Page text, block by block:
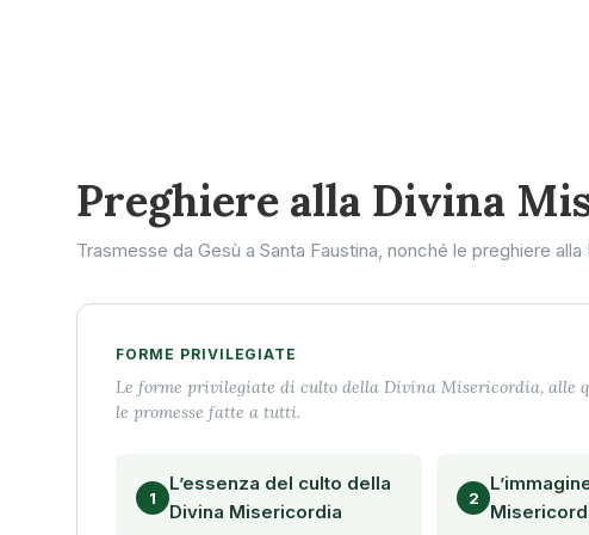
Preghiere alla Divina
Trasmesse da Gesù a Santa Faustina, nonché le preghiere
FORME PRIVILEGIATE
Le forme privilegiate di culto della Divina Misericordia, alle
le promesse fatte a tutti.
1
L’essenza del culto della
Divina Misericordia
2